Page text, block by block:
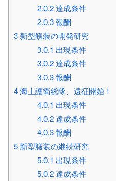
2.0.2達成条件
2.0.3報酬
3 新型艤装の開発研究
3.0.1 出現条件
3.0.2達成条件
3.0.3報酬
4海上護衛総隊、遠征開始！
4.0.1 出現条件
4.0.2達成条件
4.0.3報酬
5 新型艤装の継続研究
5.0.1 出現条件
5.0.2達成条件